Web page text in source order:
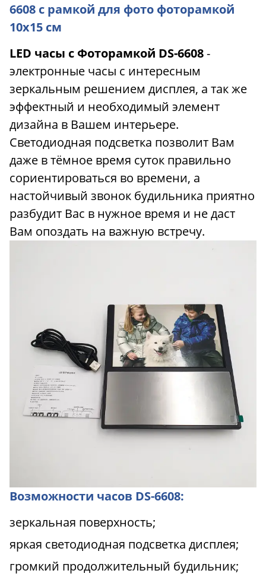
6608 с рамкой для фото фоторамкой
10х15 см
LED часы с Фоторамкой DS-6608-
электронные часы с интересным
зеркальным решением дисплея, а так же
эффектный и необходимый элемент
дизайна в Вашем интерьере.
Светодиодная подсветка позволит Вам
даже в тёмное время суток правильно
сориентироваться во времени, а
настойчивый звонок будильника приятно
разбудит Вас в нужное время и не даст
Вам опоздать на важную встречу.
Возможности часов DS-6608:
зеркальная поверхность;
яркая светодиодная подсветка дисплея;
громкий продолжительный будильник;